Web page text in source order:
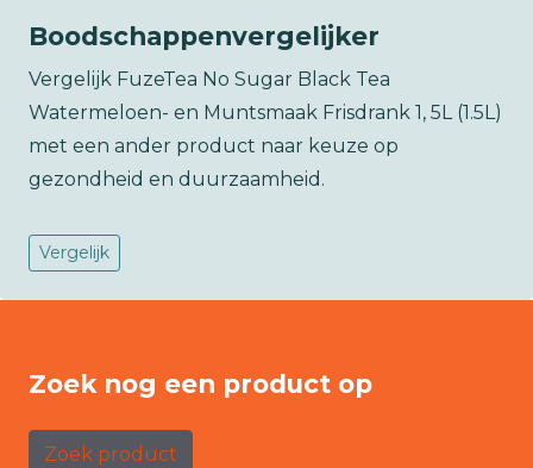
Boodschappenvergelijker
Vergelijk FuzeTea No Sugar Black Tea
Watermeloen- en Muntsmaak Frisdrank 1, 5L (1.5L)
met een ander product naar keuze op
gezondheid en duurzaamheid.
Vergelijk
Zoek nog een product op
Zoek product